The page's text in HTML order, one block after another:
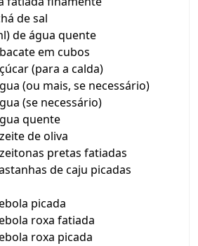
de sal
de água quente
em cubos
(para a calda)
(ou mais, se necessário)
(se necessário)
quente
de oliva
pretas fatiadas
de caju picadas
picada
roxa fatiada
roxa picada